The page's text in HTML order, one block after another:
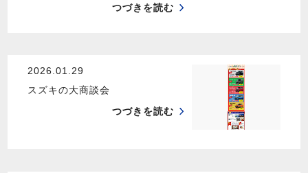
つづきを読む
2026.01.29
スズキの大商談会
つづきを読む